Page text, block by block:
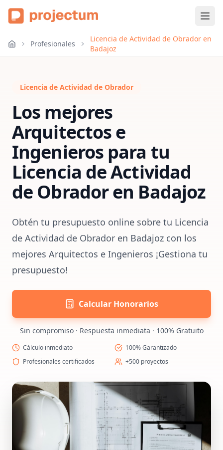
Profesionales
Licencia de Actividad de Obrador en
Badajoz
Licencia de Actividad de Obrador
Los mejores
Arquitectos e
Ingenieros para tu
Licencia de Actividad
de Obradoren Badajoz
Obtén tu presupuesto online sobre tu Licencia
de Actividad de Obrador en Badajoz con los
mejores Arquitectos e Ingenieros ¡Gestiona tu
presupuesto!
Calcular Honorarios
Sin compromiso · Respuesta inmediata · 100% Gratuito
Cálculo inmediato
100% Garantizado
Profesionales certificados
+500 proyectos